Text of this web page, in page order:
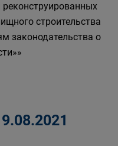
реконструированных
строительства
законодательства о